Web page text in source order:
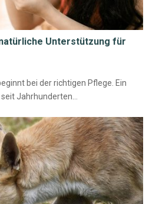
Unterstützung für
bei der richtigen Pflege. Ein
Jahrhunderten...